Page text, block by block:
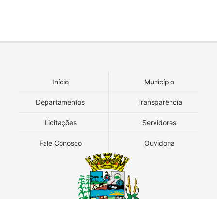
Início Município
Departamentos Transparência
Licitações Servidores
Fale Conosco Ouvidoria